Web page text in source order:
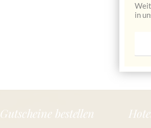
Gutscheine bestellen
in